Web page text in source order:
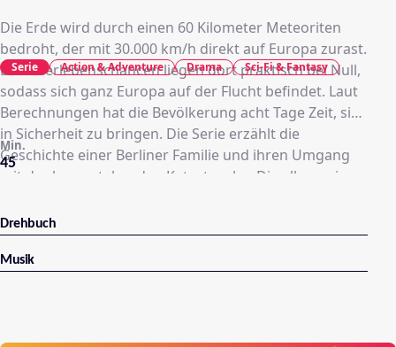
Die Erde wird durch einen 60 Kilometer Meteoriten
bedroht, der mit 30.000 km/h direkt auf Europa zurast.
Die Überlebenschancen liegen dort praktisch bei Null,
sodass sich ganz Europa auf der Flucht befindet. Laut
Berechnungen hat die Bevölkerung acht Tage Zeit, sich
in Sicherheit zu bringen. Die Serie erzählt die
Geschichte einer Berliner Familie und ihren Umgang
mit der bevorstehenden Katastrophe. Die allgemeine
Daneben gibt es keine behördlichen Rettungspläne,
die einzige Informationsquelle ist das Fernsehen,
wobei die dortige Informationsflut zwischen Hoffnung
45
Min.
Serie Action & Adventure Drama Sci-Fi & Fantasy
Drehbuch
Musik